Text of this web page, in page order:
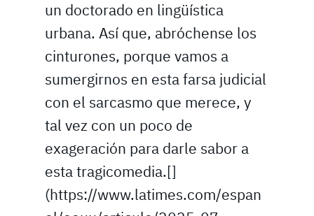
un doctorado en lingüística
urbana. Así que, abróchense los
cinturones, porque vamos a
sumergirnos en esta farsa judicial
con el sarcasmo que merece, y
tal vez con un poco de
exageración para darle sabor a
esta tragicomedia.[]
(https://www.latimes.com/espan